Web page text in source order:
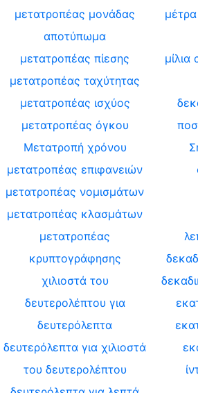
μετατροπέας μονάδας
αποτύπωμα
μετατροπέας πίεσης
μετατροπέας ταχύτητας
μετατροπέας ισχύος
μετατροπέας όγκου
Μετατροπή χρόνου
μετατροπέας επιφανειών
μετατροπέας νομισμάτων
μετατροπέας κλασμάτων
μετατροπέας
κρυπτογράφησης
χιλιοστά του
δευτερολέπτου για
δευτερόλεπτα
δευτερόλεπτα για χιλιοστά
του δευτερολέπτου